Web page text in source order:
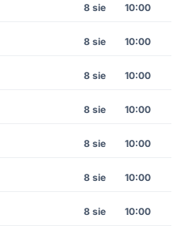
8 sie 10:00
8 sie 10:00
8 sie 10:00
8 sie 10:00
8 sie 10:00
8 sie 10:00
8 sie 10:00